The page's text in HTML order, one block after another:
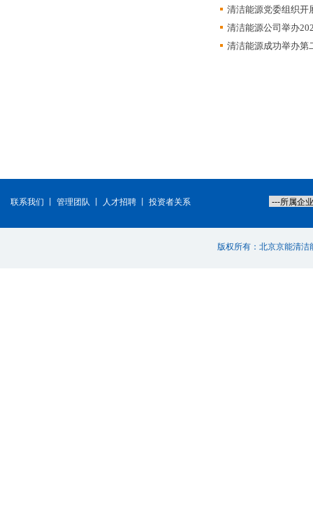
清洁能源党委组织开
清洁能源公司举办
清洁能源成功举办第
联系我们 管理团队 人才招聘 投资者关系
版权所有：北京京能清